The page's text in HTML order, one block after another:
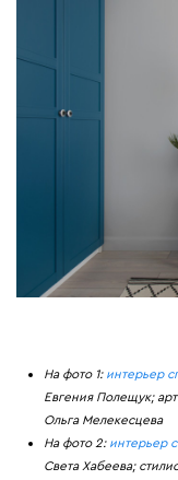
На фото 1: интерьер
Евгения Полещук;
Ольга Мелекесцева
На фото 2: интерьер
Света Хабеева;